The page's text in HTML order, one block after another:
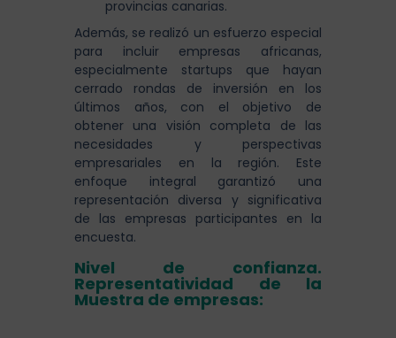
provincias canarias.
Además, se realizó un esfuerzo especial
para incluir empresas africanas,
especialmente startups que hayan
cerrado rondas de inversión en los
últimos años, con el objetivo de
obtener una visión completa de las
necesidades y perspectivas
empresariales en la región. Este
enfoque integral garantizó una
representación diversa y significativa
de las empresas participantes en la
encuesta.
Nivel de confianza.
Representatividad de la
Muestra de empresas: